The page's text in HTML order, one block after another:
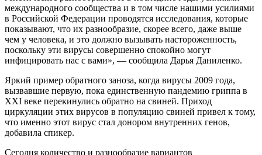
международного сообщества и в том числе нашими усилиями
в Российской Федерации проводятся исследования, которые
показывают, что их разнообразие, скорее всего, даже выше
чем у человека, и это должно вызывать настороженность,
поскольку эти вирусы совершенно спокойно могут
инфицировать нас с вами», — сообщила Дарья Даниленко.
Яркий пример обратного заноза, когда вирусы 2009 года,
вызвавшие первую, пока единственную пандемию гриппа в
XXI веке перекинулись обратно на свиней. Приход
циркуляции этих вирусов в популяцию свиней привел к тому,
что именно этот вирус стал донором внутренних генов,
добавила спикер.
Сегодня количество и разнообразие вариантов